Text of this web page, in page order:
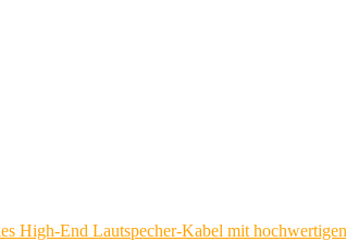
High-End Lautspecher-Kabel mit